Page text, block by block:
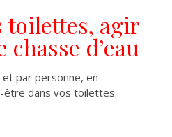
toilettes, agir
chasse d’eau
par personne, en
dans vos toilettes.